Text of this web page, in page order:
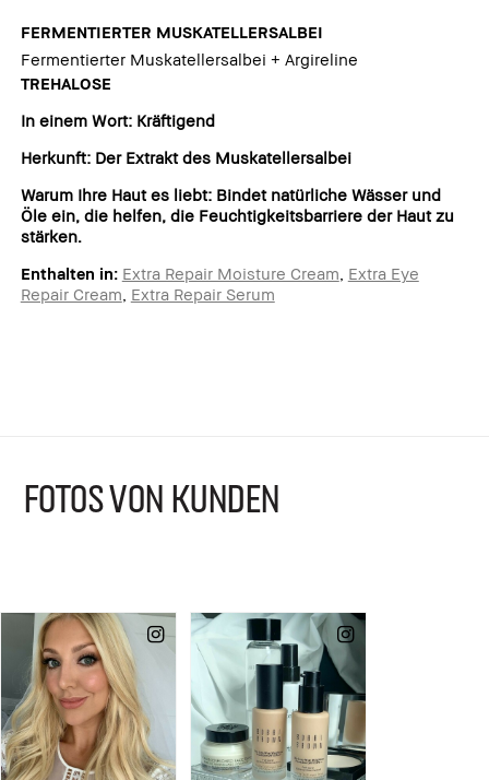
FERMENTIERTER MUSKATELLERSALBEI
Fermentierter Muskatellersalbei + Argireline
TREHALOSE
In einem Wort: Kräftigend
Herkunft: Der Extrakt des Muskatellersalbei
Warum Ihre Haut es liebt: Bindet natürliche Wässer und
Öle ein, die helfen, die Feuchtigkeitsbarriere der Haut zu
stärken.
Enthalten in: Extra Repair Moisture Cream Extra Eye
Repair Cream Extra Repair Serum
FOTOS VON KUNDEN